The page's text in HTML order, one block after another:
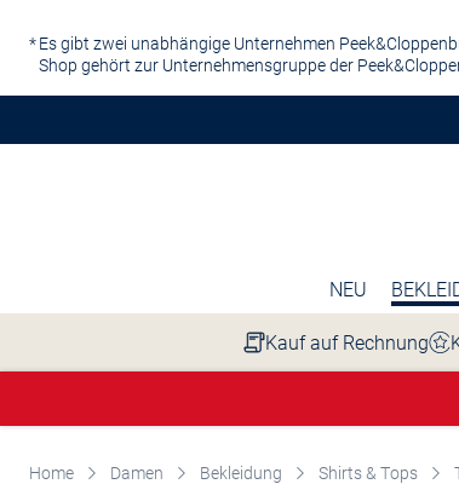
Es gibt zwei unabhängige Unternehmen
Shop gehört zur Unternehmensgruppe der
NEU
Kauf auf Rechnung
Home Damen Bekleidung Shirts & Tops